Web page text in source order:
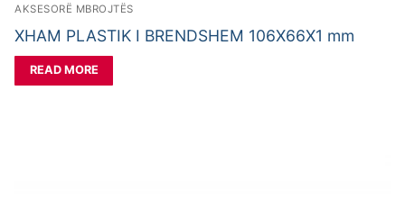
AKSESORË MBROJTËS
XHAM PLASTIK I BRENDSHEM 106X66X1 mm
READ MORE